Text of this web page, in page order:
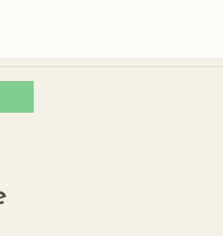
おります。
合せ下さい。